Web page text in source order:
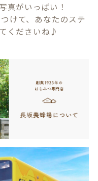
真がいっぱい！
つけて、あなたのステ
くださいね♪